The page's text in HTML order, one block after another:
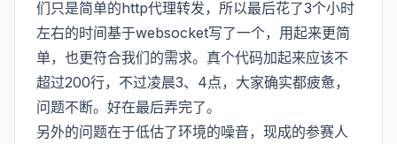
们只是简单的http代理转发，所以最后花了3个小时
左右的时间基于websocket写了一个，用起来更简
单，也更符合我们的需求。真个代码加起来应该不
超过200行，不过凌晨3、4点，大家确实都疲惫，
问题不断。好在最后弄完了。
另外的问题在于低估了环境的噪音，现成的参赛人